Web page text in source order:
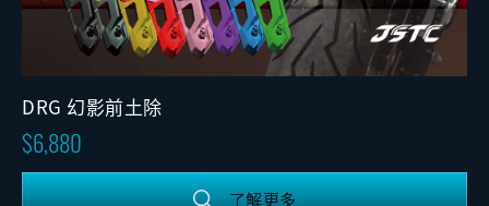
DRG 幻影前土除
6,880
了解更多